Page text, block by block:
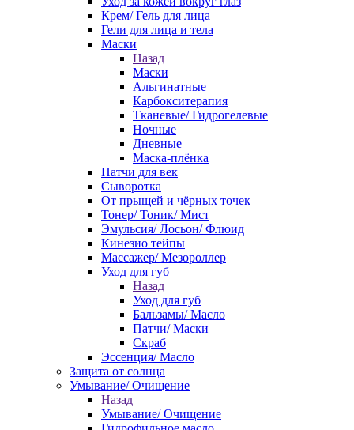
Крем/ Гель для лица
Гели для лица и тела
Маски
Назад
Маски
Альгинатные
Карбокситерапия
Тканевые/ Гидрогелевые
Ночные
Дневные
Маска-плёнка
Патчи для век
Сыворотка
От прыщей и чёрных точек
Тонер/ Тоник/ Мист
Эмульсия/ Лосьон/ Флюид
Кинезио тейпы
Массажер/ Мезороллер
Уход для губ
Назад
Уход для губ
Бальзамы/ Масло
Патчи/ Маски
Скраб
Эссенция/ Масло
Защита от солнца
Умывание/ Очищение
Назад
Умывание/ Очищение